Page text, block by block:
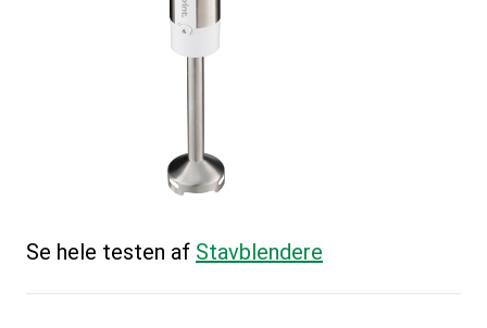
Se hele testen af Stavblendere